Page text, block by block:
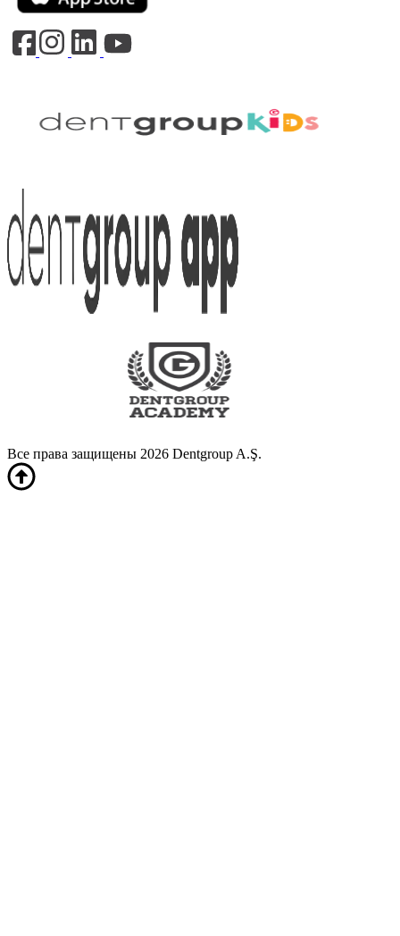
Все права защищены 2026 Dentgroup A.Ş.